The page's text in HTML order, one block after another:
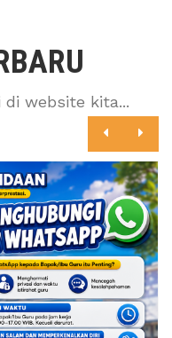
website kita...